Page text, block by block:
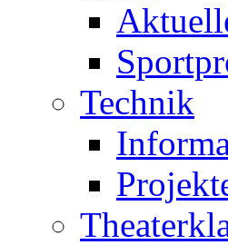
Technik